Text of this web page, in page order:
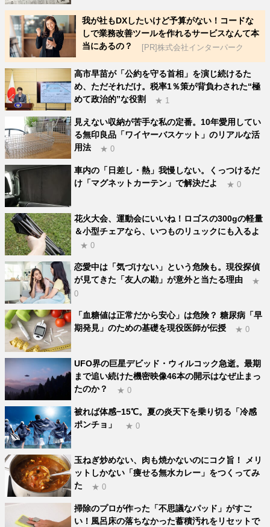
我が社もDXしたいけど予算がない！コードな
しで業務改善ツールを作れるサービスなんて本
当にあるの？
[PR]株式会社インターパーク
高市早苗が「公約を守る首相」を演じ続けるた
め、ただそれだけ。税率1％策が背負わされた“極
めて政治的”な役割
★ 1
見えない収納が苦手な私の定番。10年愛用してい
る無印良品「ワイヤーバスケット」のリアルな活
用法
★ 0
車内の「日差し・熱」我慢しない。くっつけるだ
け「マグネットカーテン」で解決だよ
★ 0
花火大会、運動会にいいね！ロゴスの300gの軽量
＆小型チェアなら、いつものリュックにも入るよ
★ 0
恋愛中は「気づけない」という危険も。現役探偵
が見てきた「友人の勘」が意外と当たる理由
★
0
「血糖値は正常だから安心」は危険？ 糖尿病「早
期発見」のための基礎を現役医師が伝授
★ 0
UFO界の巨星デビッド・ウィルコック急逝。最期
まで追い続けた機密映像46本の開示はなぜ止まっ
たのか？
★ 0
被れば体感−15℃。夏の炎天下を乗り切る「冷感
ポンチョ」
★ 0
玉ねぎ炒めない、肉も焼かないのにコク旨！ メリ
ットしかない「痩せる無水カレー」をつくってみ
た
★ 0
掃除のプロが作った「不思議なパッド」がすご
い！風呂床の落ちなかった蓄積汚れをリセットで